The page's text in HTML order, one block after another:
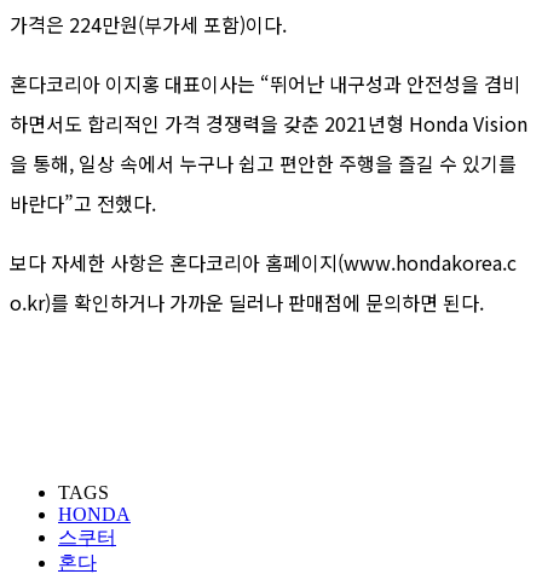
가격은 224만원(부가세 포함)이다.
혼다코리아 이지홍 대표이사는 “뛰어난 내구성과 안전성을 겸비
하면서도 합리적인 가격 경쟁력을 갖춘 2021년형 Honda Vision
을 통해, 일상 속에서 누구나 쉽고 편안한 주행을 즐길 수 있기를
바란다”고 전했다.
보다 자세한 사항은 혼다코리아 홈페이지(www.hondakorea.c
o.kr)를 확인하거나 가까운 딜러나 판매점에 문의하면 된다.
TAGS
HONDA
스쿠터
혼다